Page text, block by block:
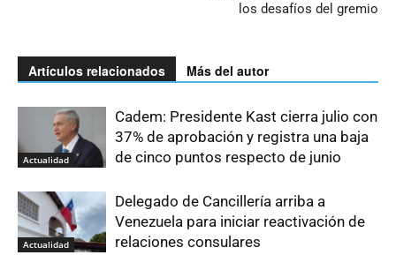
los desafíos del gremio
Artículos relacionados Más del autor
Actualidad
Cadem: Presidente Kast cierra julio con
37% de aprobación y registra una baja
de cinco puntos respecto de junio
Actualidad
Delegado de Cancillería arriba a
Venezuela para iniciar reactivación de
relaciones consulares